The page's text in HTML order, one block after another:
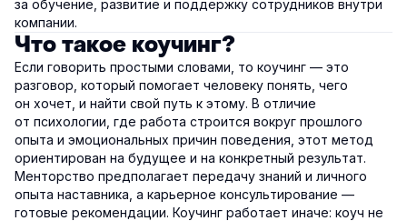
за обучение, развитие и поддержку сотрудников внутри
компании.
Что такое коучинг?
Если говорить простыми словами, то коучинг — это
разговор, который помогает человеку понять, чего
он хочет, и найти свой путь к этому. В отличие
от психологии, где работа строится вокруг прошлого
опыта и эмоциональных причин поведения, этот метод
ориентирован на будущее и на конкретный результат.
Менторство предполагает передачу знаний и личного
опыта наставника, а карьерное консультирование —
готовые рекомендации. Коучинг работает иначе: коуч не